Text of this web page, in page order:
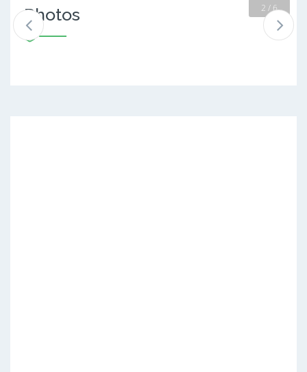
Photos 2 / 6